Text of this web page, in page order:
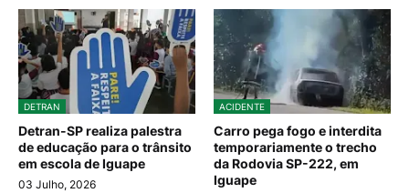
DETRAN
Detran-SP realiza palestra
de educação para o trânsito
em escola de Iguape
03 Julho, 2026
ACIDENTE
Carro pega fogo e interdita
temporariamente o trecho
da Rodovia SP-222, em
Iguape